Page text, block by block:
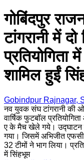
गोबिंदपुर
टांगरानी में
प्रतियोगिता
शामिल हुईं
Gobindpur Rajnagar,
नव युवक संघ टांगरानी की
वार्षिक फुटबॉल
ए के मैच खेले गये। उद्घाटन
गया। जिसमें अभिजीत एफसी
32 टीमों ने भाग लिया।
में सिंहभूम